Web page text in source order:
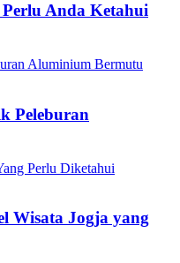
Anda Ketahui
Peleburan
Wisata Jogja yang